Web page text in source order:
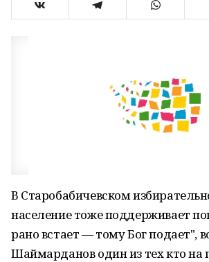
В Старобабичевском
население тоже поддерживает
рано встает — тому Бог подает",
Шаймарданов один из тех кто на